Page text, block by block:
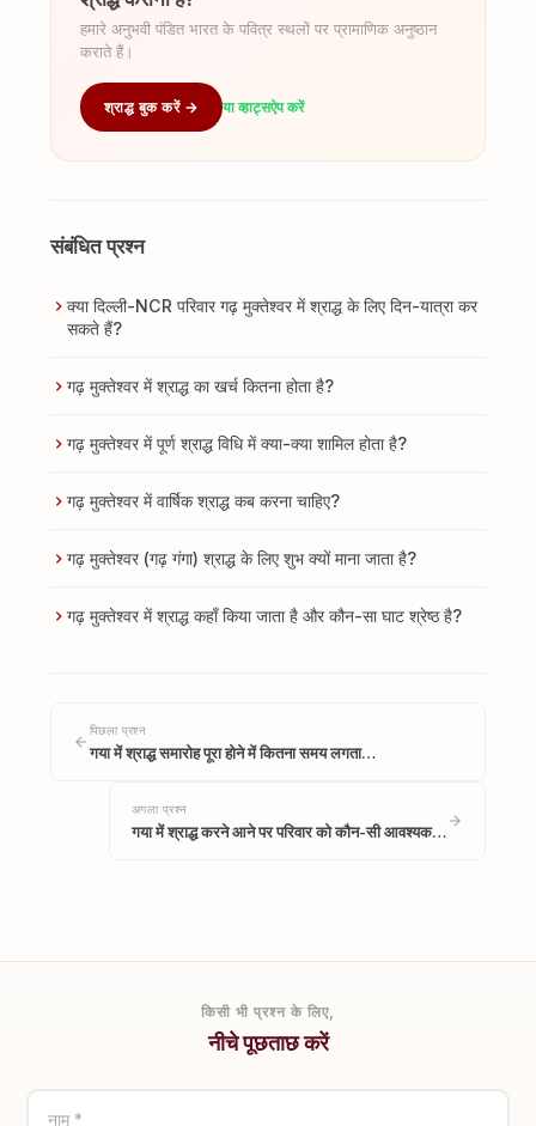
हमारे अनुभवी पंडित भारत के पवित्र स्थलों पर प्रामाणिक अनुष्ठान
कराते हैं।
श्राद्ध बुक करें → या व्हाट्सऐप करें
संबंधित प्रश्न
क्या दिल्ली-NCR परिवार गढ़ मुक्तेश्वर में श्राद्ध के लिए दिन-यात्रा कर
सकते हैं?
गढ़ मुक्तेश्वर में श्राद्ध का खर्च कितना होता है?
गढ़ मुक्तेश्वर में पूर्ण श्राद्ध विधि में क्या-क्या शामिल होता है?
गढ़ मुक्तेश्वर में वार्षिक श्राद्ध कब करना चाहिए?
गढ़ मुक्तेश्वर (गढ़ गंगा) श्राद्ध के लिए शुभ क्यों माना जाता है?
गढ़ मुक्तेश्वर में श्राद्ध कहाँ किया जाता है और कौन-सा घाट श्रेष्ठ है?
पिछला प्रश्न
गया में श्राद्ध समारोह पूरा होने में कितना समय लगता…
अगला प्रश्न
गया में श्राद्ध करने आने पर परिवार को कौन-सी आवश्यक…
किसी भी प्रश्न के लिए,
नीचे पूछताछ करें
नाम *